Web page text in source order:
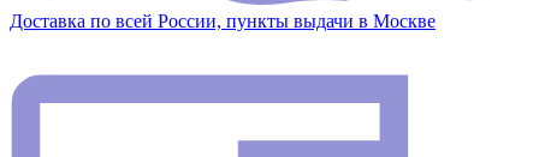
Доставка по всей России, пункты выдачи в Москве